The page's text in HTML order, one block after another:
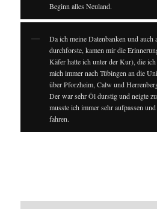
Beginn alles Neuland.
Da ich meine Datenbanken und
durchforste, kamen mir die
Käfer hatte ich unter der Kur), die
mich immer nach Tübingen an die
über Pforzheim, Calw und
Der war sehr Öl durstig und neigte
musste ich immer sehr aufpassen
fahren.